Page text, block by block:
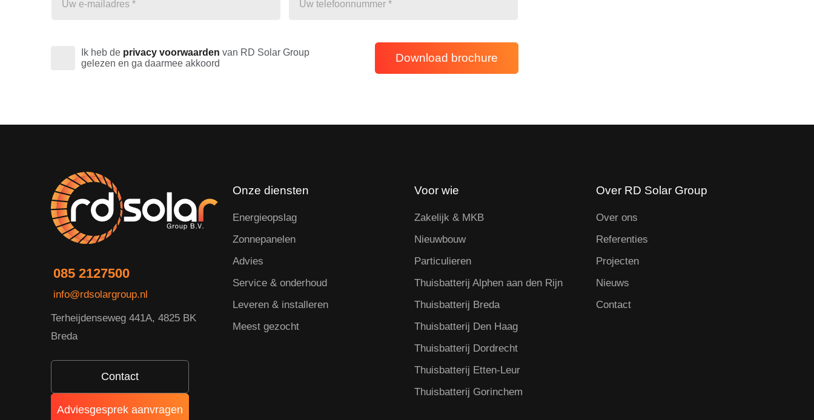
Ik heb de privacy voorwaarden van RD Solar Group
gelezen en ga daarmee akkoord
085 2127500
info@rdsolargroup.nl
Terheijdenseweg 441A, 4825 BK
Breda
Contact
Adviesgesprek aanvragen
Onze diensten
Energieopslag
Zonnepanelen
Advies
Service & onderhoud
Leveren & installeren
Meest gezocht
Voor wie
Zakelijk & MKB
Nieuwbouw
Particulieren
Thuisbatterij Alphen aan den Rijn
Thuisbatterij Breda
Thuisbatterij Den Haag
Thuisbatterij Dordrecht
Thuisbatterij Etten-Leur
Thuisbatterij Gorinchem
Over RD Solar Group
Over ons
Referenties
Projecten
Nieuws
Contact